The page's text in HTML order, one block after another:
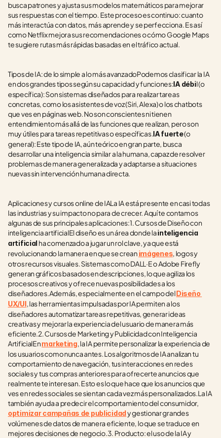
busca patrones y ajusta sus modelos matemáticos para mejorar
sus respuestas con el tiempo. Este proceso es continuo: cuanto
más interactúa con datos, más aprende y se perfecciona. Es así
como Netflix mejora sus recomendaciones o cómo Google Maps
te sugiere rutas más rápidas basadas en el tráfico actual.
Tipos de IA: de lo simple a lo más avanzadoPodemos clasificar la IA
en dos grandes tipos según su capacidad y funciones:IA débil (o
específica): Son sistemas diseñados para realizar tareas
concretas, como los asistentes de voz (Siri, Alexa) o los chatbots
que ves en páginas web. No son conscientes ni tienen
entendimiento más allá de las funciones que realizan, pero son
muy útiles para tareas repetitivas o específicas.IA fuerte (o
general): Este tipo de IA, aún teórico en gran parte, busca
desarrollar una inteligencia similar a la humana, capaz de resolver
problemas de manera generalizada y adaptarse a situaciones
nuevas sin intervención humana directa.
Aplicaciones y cursos online de IALa IA está presente en casi todas
las industrias y su impacto no para de crecer. Aquí te contamos
algunas de sus principales aplicaciones:1. Cursos de Diseño con
inteligencia artificialEl diseño es un área donde la inteligencia
artificial ha comenzado a jugar un rol clave, ya que está
revolucionando la manera en que se crean imágenes, logos y
otros recursos visuales. Sistemas como DALL·E o Adobe Firefly
generan gráficos basados en descripciones, lo que agiliza los
procesos creativos y ofrece nuevas posibilidades a los
diseñadores.Además, especialmente en el campo del Diseño
UX/UI, las herramientas impulsadas por IA permiten a los
diseñadores automatizar tareas repetitivas, generar ideas
creativas y mejorar la experiencia del usuario de manera más
eficiente.2. Cursos de Marketing y Publicidad con Inteligencia
ArtificialEn marketing, la IA permite personalizar la experiencia de
los usuarios como nunca antes. Los algoritmos de IA analizan tu
comportamiento de navegación, tus interacciones en redes
sociales y tus compras anteriores para ofrecerte anuncios que
realmente te interesan. Esto es lo que hace que los anuncios que
ves en redes sociales se sientan cada vez más personalizados.La IA
optimizar campañas de publicidad y gestionar grandes
volúmenes de datos de manera eficiente, lo que se traduce en
mejores decisiones de negocio.3. Producto: el uso de la IA y